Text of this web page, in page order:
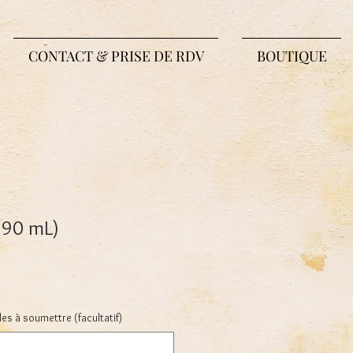
CONTACT & PRISE DE RDV BOUTIQUE
mL)
à soumettre (facultatif)